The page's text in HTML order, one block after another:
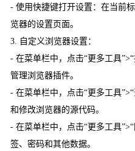
- 使用快捷键打开设置：在当前
览器的设置页面。
3. 自定义浏览器设置：
- 在菜单栏中，点击“更多工具
管理浏览器插件。
- 在菜单栏中，点击“更多工具”>“
和修改浏览器的源代码。
- 在菜单栏中，点击“更多工具
签、密码和其他数据。